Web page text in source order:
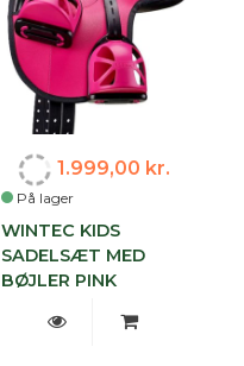
På lager
1.999,00 kr.
WINTEC KIDS
SADELSÆT MED
BØJLER PINK